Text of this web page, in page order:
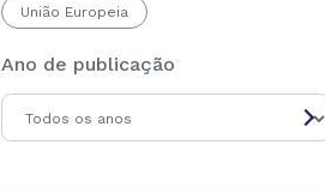
União Europeia
Ano de publicação